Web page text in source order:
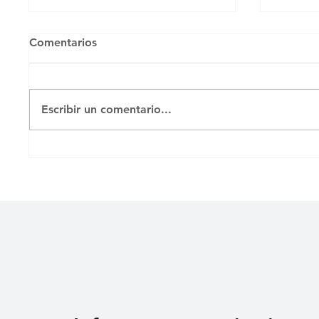
Comentarios
Escribir un comentario...